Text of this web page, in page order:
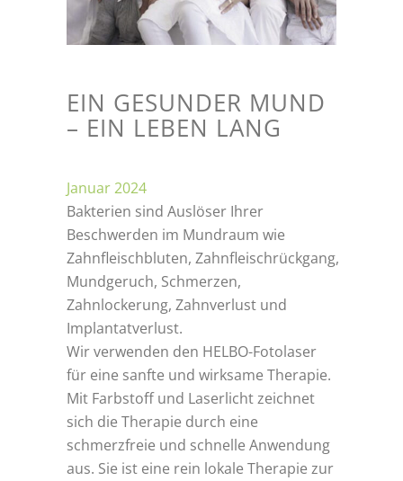
EIN GESUNDER MUND
– EIN LEBEN LANG
Januar 2024
Bakterien sind Auslöser Ihrer
Beschwerden im Mundraum wie
Zahnfleischbluten, Zahnfleischrückgang,
Mundgeruch, Schmerzen,
Zahnlockerung, Zahnverlust und
Implantatverlust.
Wir verwenden den HELBO-Fotolaser
für eine sanfte und wirksame Therapie.
Mit Farbstoff und Laserlicht zeichnet
sich die Therapie durch eine
schmerzfreie und schnelle Anwendung
aus. Sie ist eine rein lokale Therapie zur